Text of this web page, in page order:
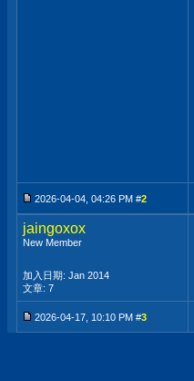
2026-04-04, 04:26 PM #2
jaingoxox
New Member
加入日期: Jan 2014
文章: 7
2026-04-17, 10:10 PM #3